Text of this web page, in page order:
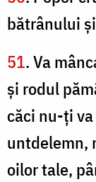
bătrânului
51. Va
şi rodul
căci nu-ţi
untdelemn,
oilor tale,